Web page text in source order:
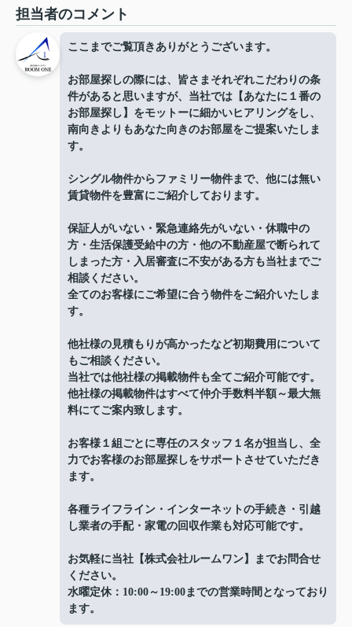
担当者のコメント
ここまでご覧頂きありがとうございます。
お部屋探しの際には、皆さまそれぞれこだわりの条
件があると思いますが、当社では【あなたに１番の
お部屋探し】をモットーに細かいヒアリングをし、
南向きよりもあなた向きのお部屋をご提案いたしま
す。
シングル物件からファミリー物件まで、他には無い
賃貸物件を豊富にご紹介しております。
保証人がいない・緊急連絡先がいない・休職中の
方・生活保護受給中の方・他の不動産屋で断られて
しまった方・入居審査に不安がある方も当社までご
相談ください。
全てのお客様にご希望に合う物件をご紹介いたしま
す。
他社様の見積もりが高かったなど初期費用について
もご相談ください。
当社では他社様の掲載物件も全てご紹介可能です。
他社様の掲載物件はすべて仲介手数料半額～最大無
料にてご案内致します。
お客様１組ごとに専任のスタッフ１名が担当し、全
力でお客様のお部屋探しをサポートさせていただき
ます。
各種ライフライン・インターネットの手続き・引越
し業者の手配・家電の回収作業も対応可能です。
お気軽に当社【株式会社ルームワン】までお問合せ
ください。
水曜定休：10:00～19:00までの営業時間となっており
ます。